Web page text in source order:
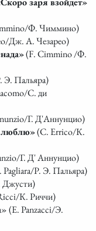
Ф. Чиммино)
Дж. А. Чезарео)
(F. Cimmino /Ф.
Э. Пальяра)
С. ди
Г. Д'Аннунцио)
люблю»(C. Errico/К.
Г. Д' Аннунцио)
Pagliara/Р. Э. Пальяра)
К. Риччи)
(E. Panzacci/Э.